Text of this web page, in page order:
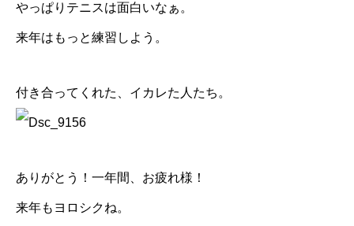
やっぱりテニスは面白いなぁ。
来年はもっと練習しよう。
付き合ってくれた、イカレた人たち。
ありがとう！一年間、お疲れ様！
来年もヨロシクね。